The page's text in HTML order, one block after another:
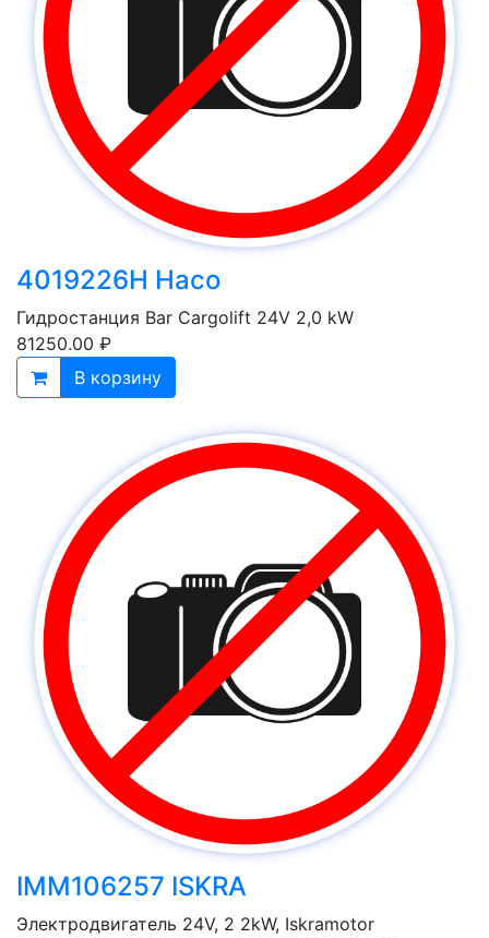
4019226H Haco
Гидростанция Bar Cargolift 24V 2,0 kW
81250.00 ₽
В корзину
IMM106257 ISKRA
Электродвигатель 24V, 2 2kW, Iskramotor